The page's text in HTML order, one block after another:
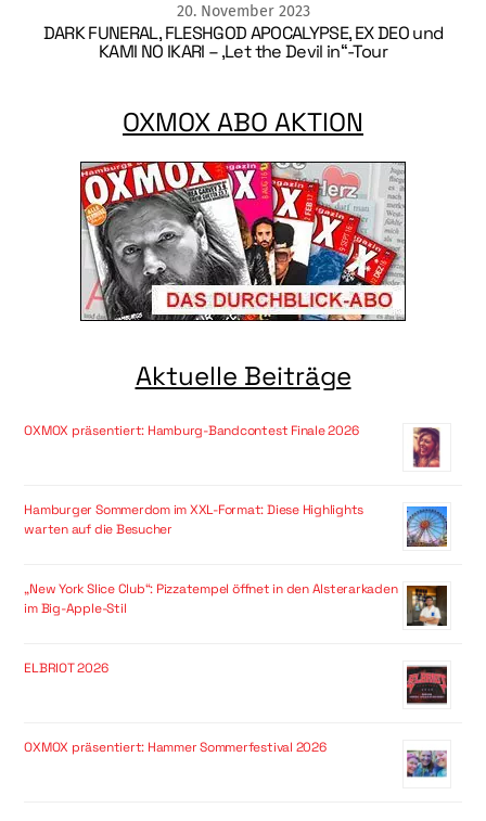
20. November 2023
DARK FUNERAL, FLESHGOD APOCALYPSE, EX DEO und
KAMI NO IKARI – ‚Let the Devil in“-Tour
OXMOX ABO AKTION
Aktuelle Beiträge
OXMOX präsentiert: Hamburg-Bandcontest Finale 2026
Hamburger Sommerdom im XXL-Format: Diese Highlights
warten auf die Besucher
„New York Slice Club“: Pizzatempel öffnet in den Alsterarkaden
im Big-Apple-Stil
ELBRIOT 2026
OXMOX präsentiert: Hammer Sommerfestival 2026